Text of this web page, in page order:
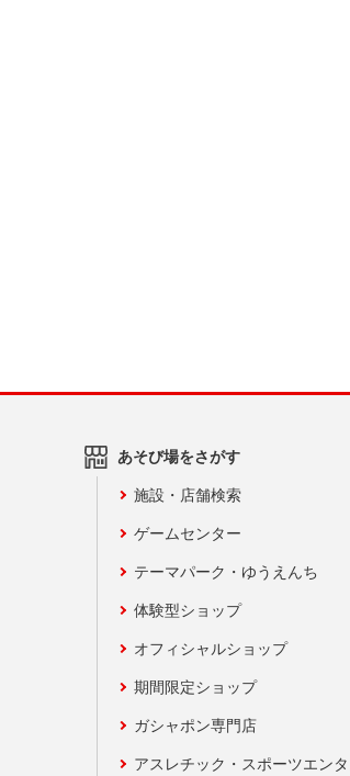
あそび場をさがす
施設・店舗検索
ゲームセンター
テーマパーク・ゆうえんち
体験型ショップ
オフィシャルショップ
期間限定ショップ
ガシャポン専門店
アスレチック・スポーツエンタ